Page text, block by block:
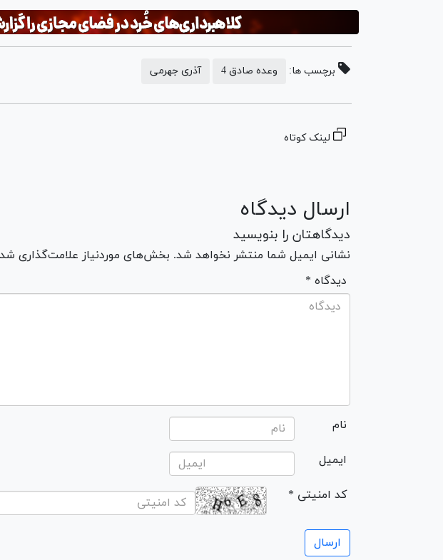
برچسب ها: وعده صادق 4 آذری جهرمی
لینک کوتاه
ارسال دیدگاه
دیدگاهتان را بنویسید
نشانی ایمیل شما منتشر نخواهد شد. بخش‌های موردنیاز علامت‌گذاری
* دیدگاه
نام
ایمیل
* کد امنیتی